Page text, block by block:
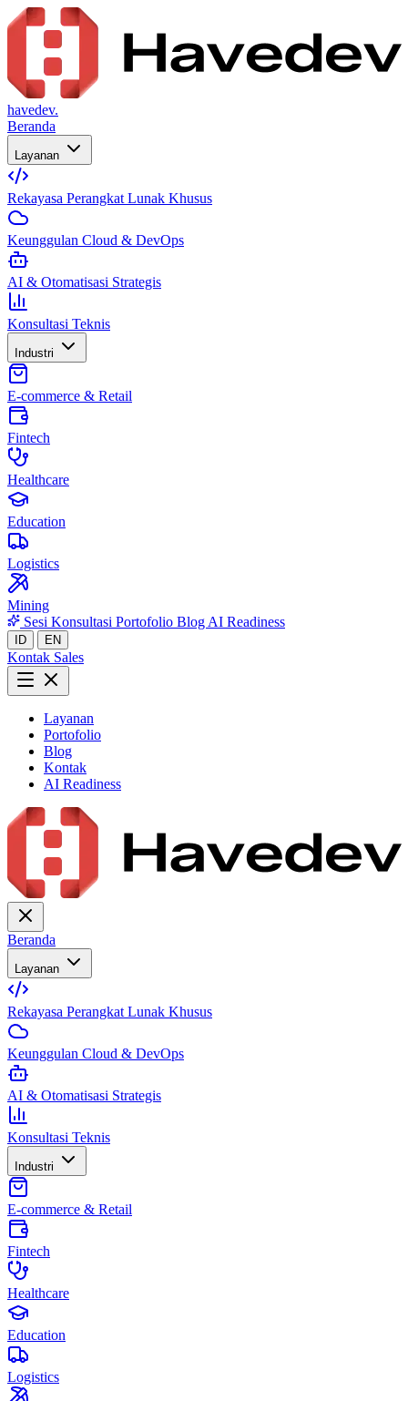
havedev.
Beranda
Layanan
Rekayasa Perangkat Lunak Khusus
Keunggulan Cloud & DevOps
AI & Otomatisasi Strategis
Konsultasi Teknis
Industri
E-commerce & Retail
Fintech
Healthcare
Education
Logistics
Mining
Sesi Konsultasi Portofolio Blog AI Readiness
ID EN
Kontak Sales
Layanan
Portofolio
Blog
Kontak
AI Readiness
Beranda
Layanan
Rekayasa Perangkat Lunak Khusus
Keunggulan Cloud & DevOps
AI & Otomatisasi Strategis
Konsultasi Teknis
Industri
E-commerce & Retail
Fintech
Healthcare
Education
Logistics